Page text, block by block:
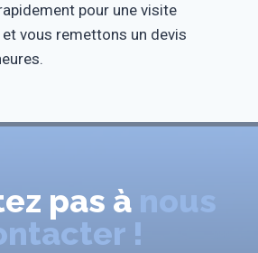
pour une visite
vous remettons un devis
pas à nous
!